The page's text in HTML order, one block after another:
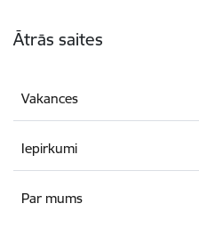
Ātrās saites
Vakances
Iepirkumi
Par mums